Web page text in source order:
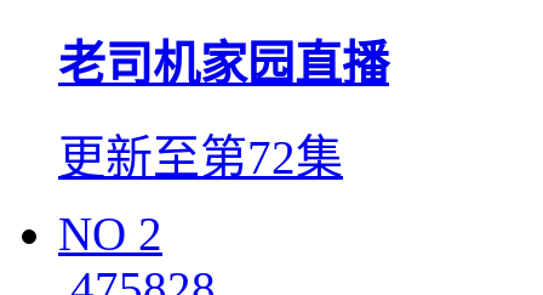
老司机家园直播
更新至第72集
NO 2